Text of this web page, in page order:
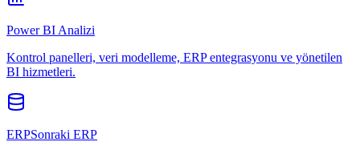
Power BI Analizi
Kontrol panelleri, veri modelleme, ERP entegrasyonu ve yönetilen
BI hizmetleri.
ERPSonraki ERP